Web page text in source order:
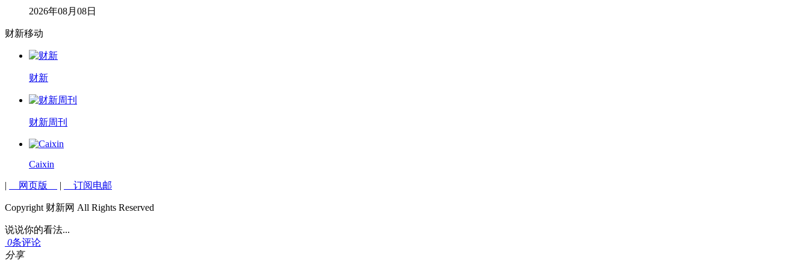
2026年08月08日
财新移动
财新
财新周刊
Caixin
| 网页版 | 订阅电邮
Copyright 财新网 All Rights Reserved
说说你的看法...
0条评论
分享